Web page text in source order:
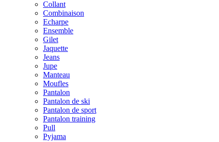
Collant
Combinaison
Echarpe
Ensemble
Gilet
Jaquette
Jeans
Jupe
Manteau
Moufles
Pantalon
Pantalon de ski
Pantalon de sport
Pantalon training
Pull
Pyjama